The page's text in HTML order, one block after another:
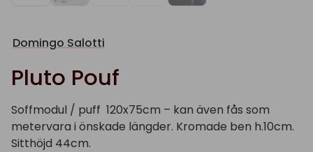
Domingo Salotti
Pluto Pouf
Soffmodul / puff 120x75cm – kan även fås som
metervara i önskade längder. Kromade ben h.10cm.
Sitthöjd 44cm.